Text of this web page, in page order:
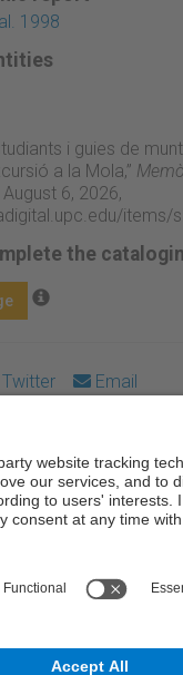
1998
i guies de
a la Mola,”
6, 2026,
items/
the
Twitter Email
noted, content
Commons
4.0 Generic